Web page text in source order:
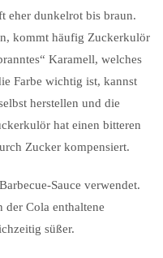
eher dunkelrot bis braun.
kommt häufig Zuckerkulör
Karamell, welches
Farbe wichtig ist, kannst
herstellen und die
hat einen bitteren
Zucker kompensiert.
Sauce verwendet.
der Cola enthaltene
süßer.